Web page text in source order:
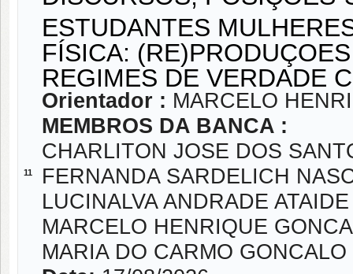
11
ESTUDANTES
FÍSICA:
REGIMES DE VERDADE
Orientador : MARCELO
MEMBROS DA BANCA :
CHARLITON JOSE DOS
FERNANDA SARDELICH
LUCINALVA ANDRADE
MARCELO HENRIQUE
MARIA DO CARMO